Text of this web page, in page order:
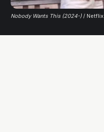
Nobody Wants This (2024-) / Netflix